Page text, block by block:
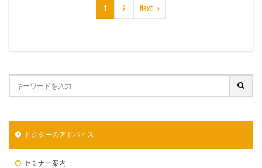
1 2 Next
ドクターのアドバイス
セミナー案内